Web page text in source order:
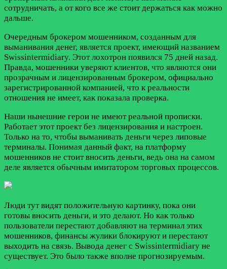
сотрудничать, а от кого все же стоит держаться как можно
дальше.
Очередным брокером мошенником, созданным для
выманивания денег, является проект, имеющий названием
Swissintermidiary. Этот лохотрон появился 75 дней назад.
Правда, мошенники уверяют клиентов, что являются они
прозрачным и лицензированным брокером, официально
зарегистрированной компанией, что к реальности
отношения не имеет, как показала проверка.
Наши нынешние герои не имеют реальной прописки.
Работает этот проект без лицензирования и настроен.
Только на то, чтобы выманивать деньги через липовые
терминалы. Понимая данный факт, на платформу
мошенников не стоит вносить деньги, ведь она на самом
деле является обычным имитатором торговых процессов.
Люди тут видят положительную картинку, пока они
готовы вносить деньги, и это делают. Но как только
пользователи перестают добавляют на терминал этих
мошенников, финансы жулики блокируют и перестают
выходить на связь. Вывода денег с Swissintermidiary не
существует. Это было также вполне прогнозируемым.